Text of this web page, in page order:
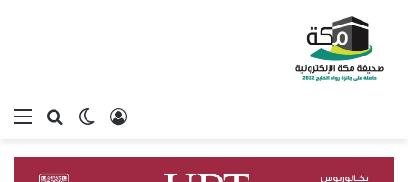
بحثالوضع
تسجيل الدخول